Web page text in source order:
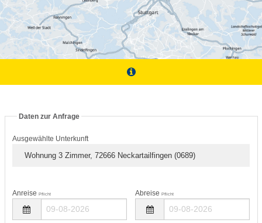
Daten zur Anfrage
Ausgewählte Unterkunft
Wohnung 3 Zimmer, 72666 Neckartailfingen (0689)
Anreise Pflicht AbreisePflicht